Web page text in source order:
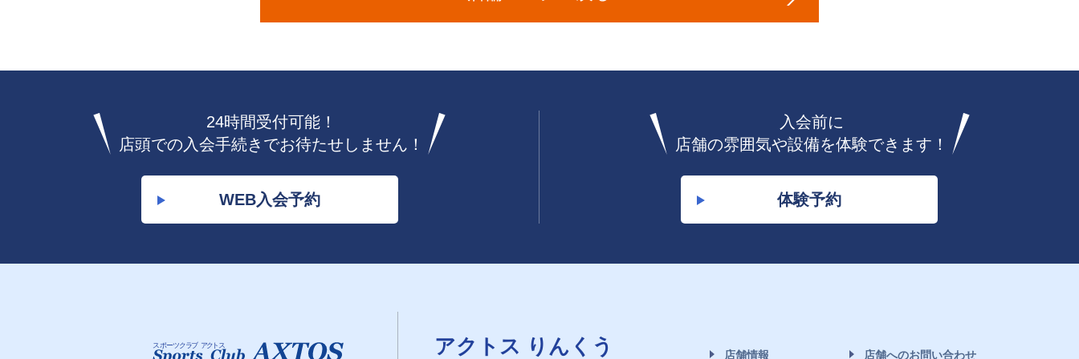
24時間受付可能！
店頭での入会手続きでお待たせしません！
WEB入会予約
入会前に
店舗の雰囲気や設備を体験できます！
体験予約
アクトス りんくう 店舗情報 店舗へのお問い合わせ